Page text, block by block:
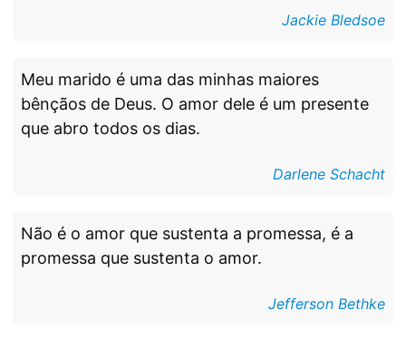
Jackie Bledsoe
Meu marido é uma das minhas maiores
bênçãos de Deus. O amor dele é um presente
que abro todos os dias.
Darlene Schacht
Não é o amor que sustenta a promessa, é a
promessa que sustenta o amor.
Jefferson Bethke